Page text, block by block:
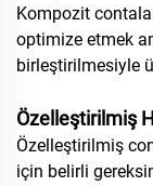
Kompozit
optimize etmek
birleştirilmesiyle
Özelleştirilmiş
Özelleştirilmiş
için belirli